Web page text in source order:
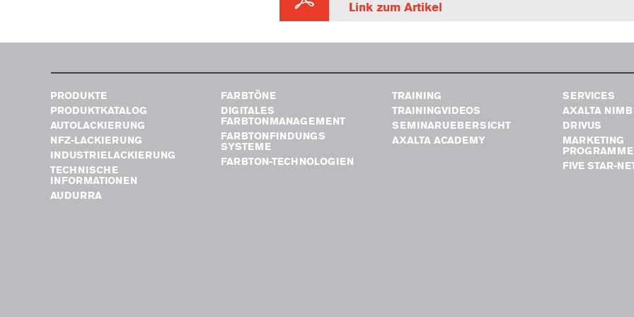
Link zum Artikel
PRODUKTE
PRODUKTKATALOG
AUTOLACKIERUNG
NFZ-LACKIERUNG
INDUSTRIELACKIERUNG
TECHNISCHE
INFORMATIONEN
AUDURRA
FARBTÖNE
DIGITALES
FARBTONMANAGEMENT
FARBTONFINDUNGS
SYSTEME
FARBTON-TECHNOLOGIEN
TRAINING
TRAININGVIDEOS
SEMINARUEBERSICHT
AXALTA ACADEMY
SERVICES
AXALTA
DRIVUS
MARKETING
FIVE STAR-